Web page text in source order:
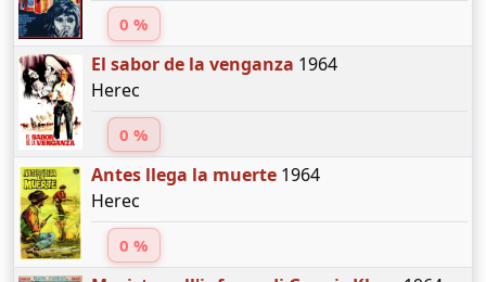
0 %
El sabor de la venganza 1964
Herec
0 %
Antes llega la muerte1964
Herec
0 %